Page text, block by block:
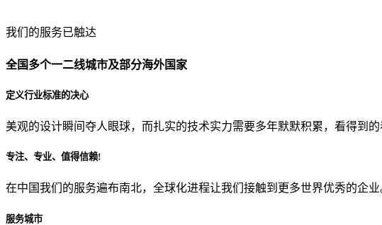
贵公司预算范围是？
贵公司的团队规模是？
从哪里了解到我们？
我们的服务已触达
全国多个一二线城市及部分海外国家
定义行业标准的决心
美观的设计瞬间夺人眼球，而扎实的技术实力需要多年默默积累，看得到的
专注、专业、值得信赖!
在中国我们的服务遍布南北，全球化进程让我们接触到更多世界优秀的企业
服务城市